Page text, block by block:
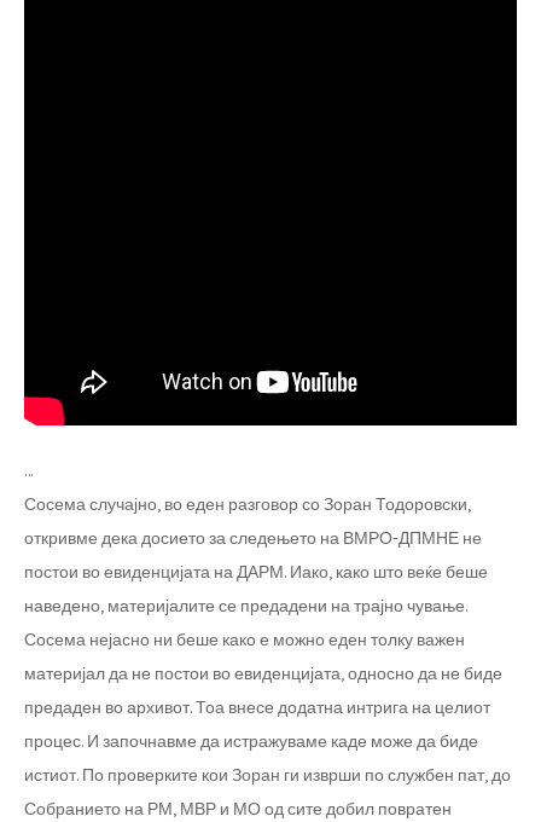
…
Сосема случајно, во еден разговор со Зоран Тодоровски,
откривме дека досието за следењето на ВМРО-ДПМНЕ не
постои во евиденцијата на ДАРМ. Иако, како што веќе беше
наведено, материјалите се предадени на трајно чување.
Сосема нејасно ни беше како е можно еден толку важен
материјал да не постои во евиденцијата, односно да не биде
предаден во архивот. Тоа внесе додатна интрига на целиот
процес. И започнавме да истражуваме каде може да биде
истиот. По проверките кои Зоран ги изврши по службен пат, до
Собранието на РМ, МВР и МО од сите добил повратен